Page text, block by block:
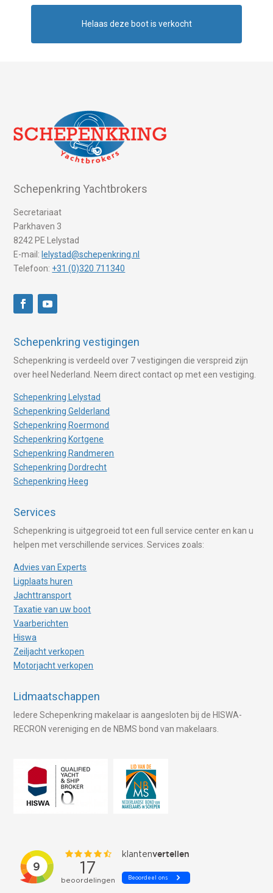
Helaas deze boot is verkocht
Schepenkring Yachtbrokers
Secretariaat
Parkhaven 3
8242 PE Lelystad
E-mail: lelystad@schepenkring.nl
Telefoon: +31 (0)320 711340
Schepenkring vestigingen
Schepenkring is verdeeld over 7 vestigingen die verspreid zijn
over heel Nederland. Neem direct contact op met een vestiging.
Schepenkring Lelystad
Schepenkring Gelderland
Schepenkring Roermond
Schepenkring Kortgene
Schepenkring Randmeren
Schepenkring Dordrecht
Schepenkring Heeg
Services
Schepenkring is uitgegroeid tot een full service center en kan u
helpen met verschillende services. Services zoals:
Advies van Experts
Ligplaats huren
Jachttransport
Taxatie van uw boot
Vaarberichten
Hiswa
Zeiljacht verkopen
Motorjacht verkopen
Lidmaatschappen
Iedere Schepenkring makelaar is aangesloten bij de HISWA-
RECRON vereniging en de NBMS bond van makelaars.